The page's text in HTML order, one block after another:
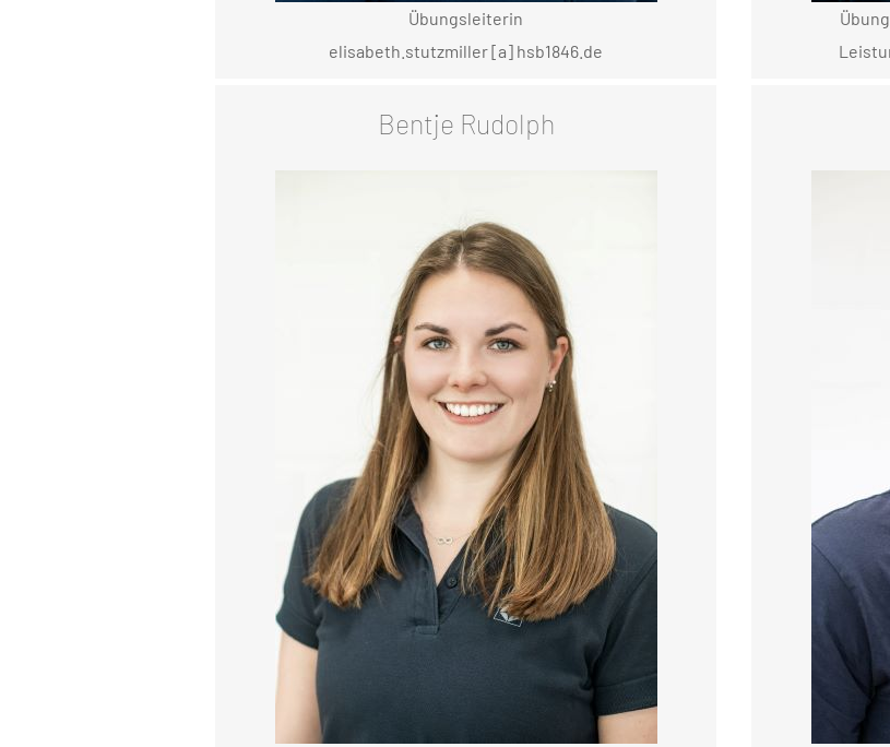
Übungsleiterin
elisabeth.stutzmiller [a] hsb1846.de
Bentje Rudolph